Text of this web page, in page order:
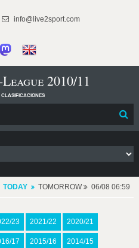
info@live2sport.com
2010/11
TODAY TOMORROW 06/08 06:59
23 2021/22 2020/21
17 2015/16 2014/15